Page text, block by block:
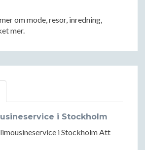
om mode, resor, inredning,
mer.
i Stockholm
i Stockholm Att